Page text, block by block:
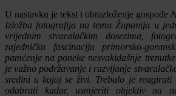
U nastavku je tekst i obrazloženje gospođe
Izložba fotografija na temu Županija u
vrijednim stvaralačkim dosezima,
zajedničku fascinaciju primorsko-
pamćenje na poneke nesvakidašnje
je važno podržavanje i razvijanje
sredini u kojoj se živi. Trebalo je reagirati
odabrati kadar, usmjeriti objektiv na